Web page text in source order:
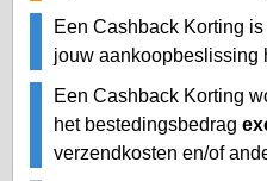
Een Cashback Korting is
jouw aankoopbeslissing
Een Cashback Korting
het bestedingsbedrag
verzendkosten en/of